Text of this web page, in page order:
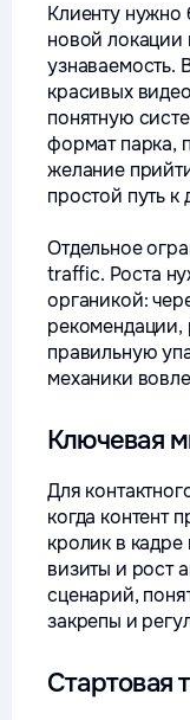
Клиенту нужно
новой локации
узнаваемость.
красивых
понятную
формат парка,
желание
простой путь к
Отдельное
traffic. Роста
органикой:
правильную
механики
Ключевая
Для
когда контент
кролик в
визиты и рост
сценарий,
закрепы и
Стартовая